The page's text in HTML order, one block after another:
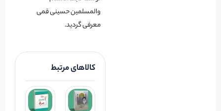
والمسلمین حسینی قمی
معرفی گردید.
کالاهای مرتبط